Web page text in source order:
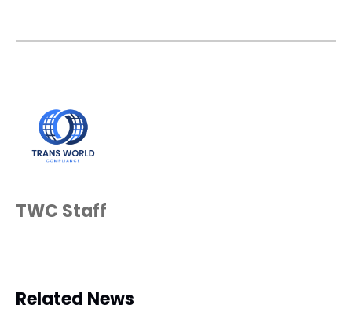
TWC Staff
Related News